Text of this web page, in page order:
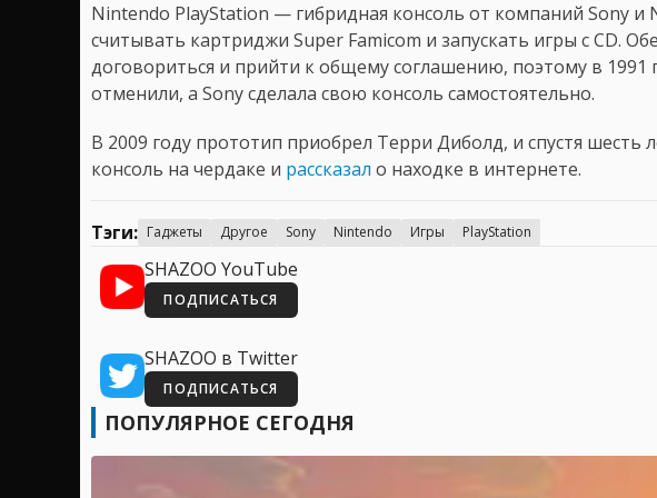
Nintendo PlayStation — гибридная консоль от компаний Sony и
считывать картриджи Super Famicom и запускать игры с CD.
договориться и прийти к общему соглашению, поэтому в 1991
отменили, а Sony сделала свою консоль самостоятельно.
В 2009 году прототип приобрел Терри Диболд, и спустя шесть
консоль на чердаке и рассказал о находке в интернете.
Тэги: Гаджеты Другое Sony Nintendo Игры PlayStation
SHAZOO YouTube
ПОДПИСАТЬСЯ
SHAZOO в Twitter
ПОДПИСАТЬСЯ
ПОПУЛЯРНОЕ СЕГОДНЯ